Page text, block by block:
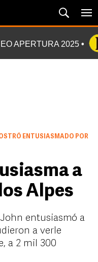
APERTURA 2025
ENTUSIASMADO POR
a
Alpes
entusiasmó a
a verle
a 2 mil 300